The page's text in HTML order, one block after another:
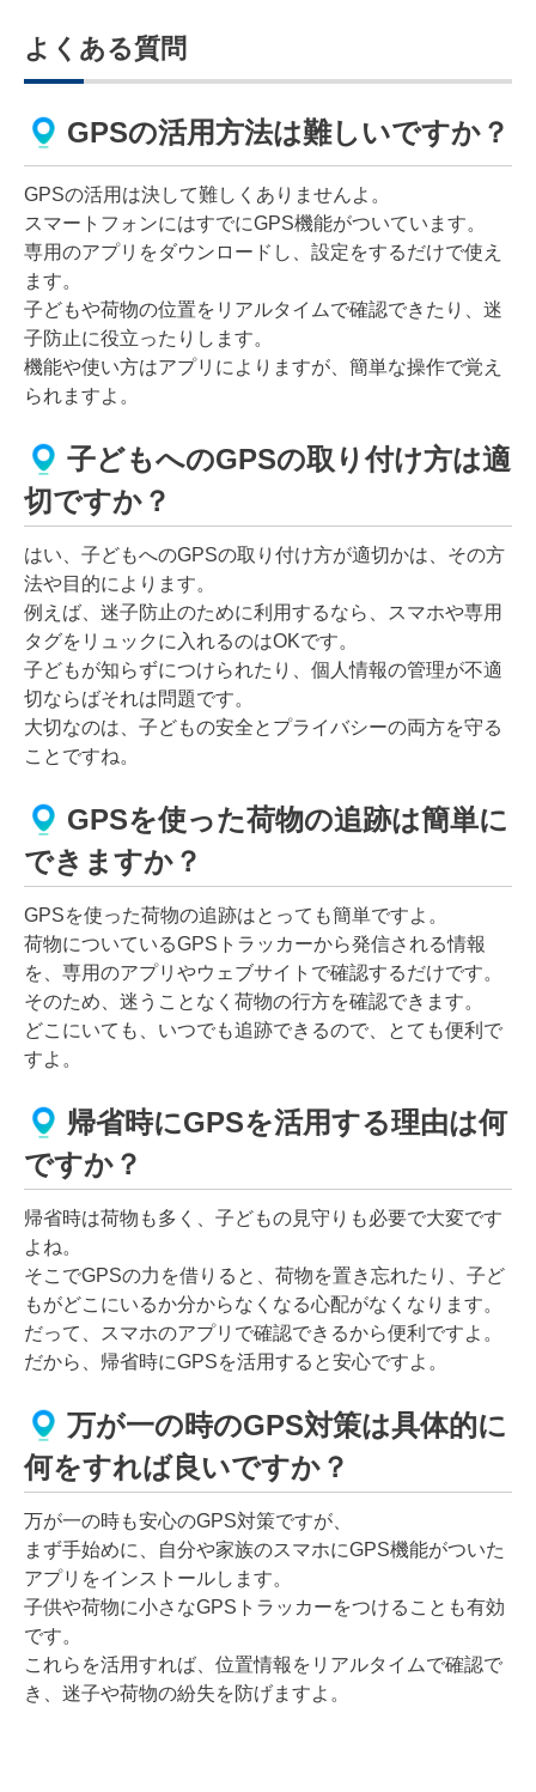
よくある質問
GPSの活用方法は難しいですか？
GPSの活用は決して難しくありませんよ。
スマートフォンにはすでにGPS機能がついています。
専用のアプリをダウンロードし、設定をするだけで使え
ます。
子どもや荷物の位置をリアルタイムで確認できたり、迷
子防止に役立ったりします。
機能や使い方はアプリによりますが、簡単な操作で覚え
られますよ。
子どもへのGPSの取り付け方は適
切ですか？
はい、子どもへのGPSの取り付け方が適切かは、その方
法や目的によります。
例えば、迷子防止のために利用するなら、スマホや専用
タグをリュックに入れるのはOKです。
子どもが知らずにつけられたり、個人情報の管理が不適
切ならばそれは問題です。
大切なのは、子どもの安全とプライバシーの両方を守る
ことですね。
GPSを使った荷物の追跡は簡単に
できますか？
GPSを使った荷物の追跡はとっても簡単ですよ。
荷物についているGPSトラッカーから発信される情報
を、専用のアプリやウェブサイトで確認するだけです。
そのため、迷うことなく荷物の行方を確認できます。
どこにいても、いつでも追跡できるので、とても便利で
すよ。
帰省時にGPSを活用する理由は何
ですか？
帰省時は荷物も多く、子どもの見守りも必要で大変です
よね。
そこでGPSの力を借りると、荷物を置き忘れたり、子ど
もがどこにいるか分からなくなる心配がなくなります。
だって、スマホのアプリで確認できるから便利ですよ。
だから、帰省時にGPSを活用すると安心ですよ。
万が一の時のGPS対策は具体的に
何をすれば良いですか？
万が一の時も安心のGPS対策ですが、
まず手始めに、自分や家族のスマホにGPS機能がついた
アプリをインストールします。
子供や荷物に小さなGPSトラッカーをつけることも有効
です。
これらを活用すれば、位置情報をリアルタイムで確認で
き、迷子や荷物の紛失を防げますよ。